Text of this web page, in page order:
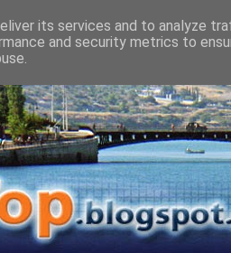
its services and to analyze
and security metrics to